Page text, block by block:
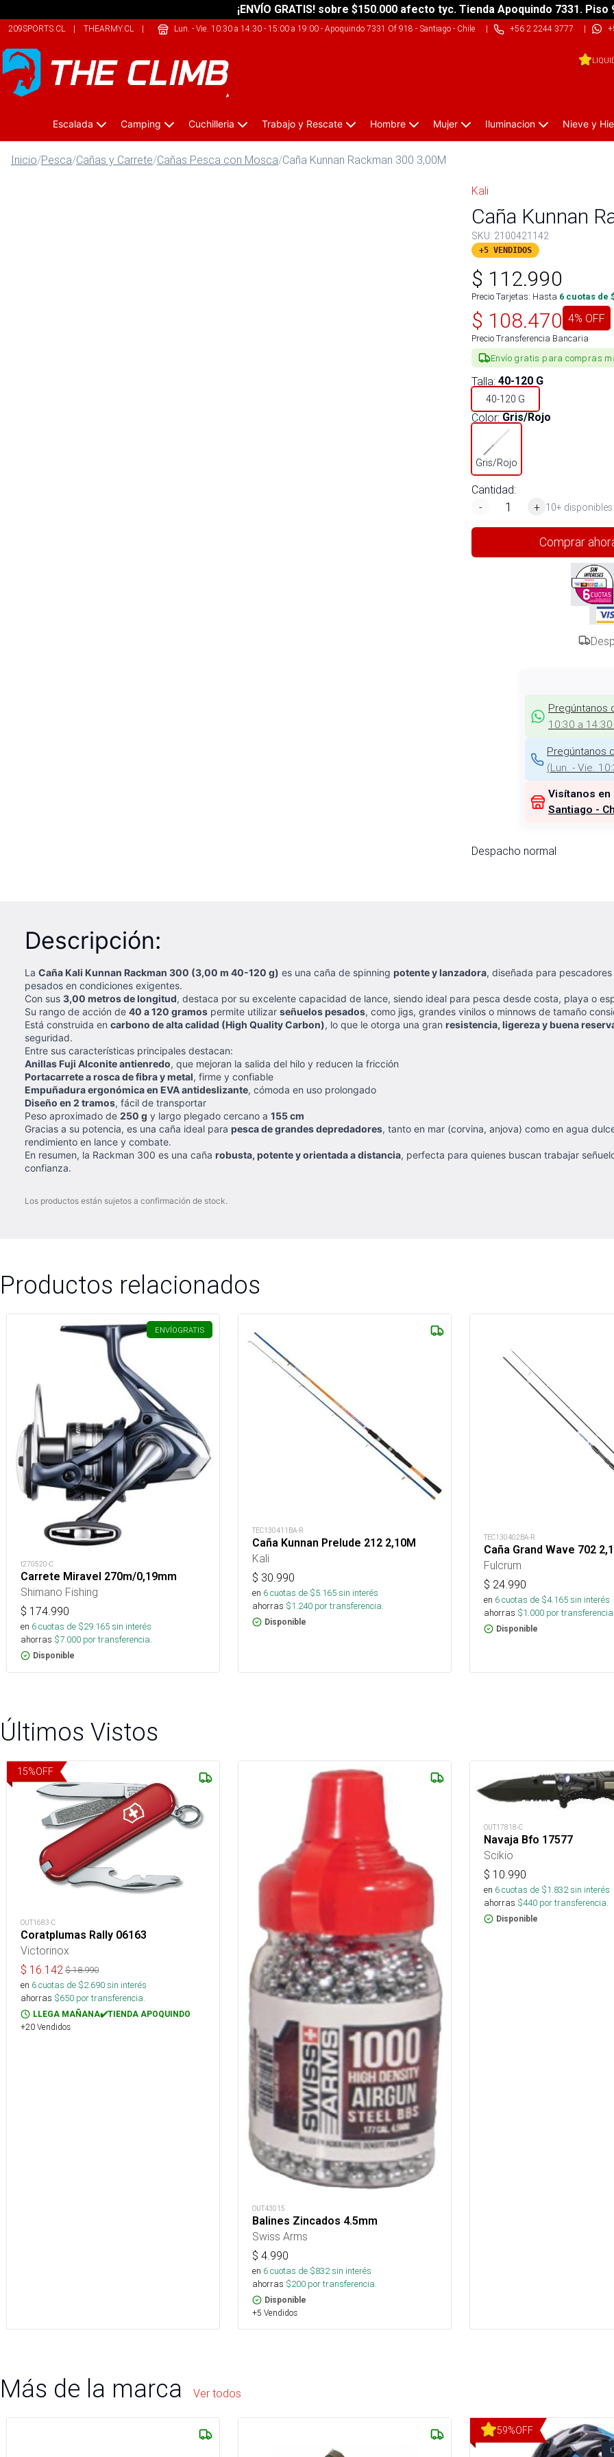
¡ENVÍO GRATIS! sobre $150.000 afecto tyc. Tienda Apoquindo 7331. Piso
209SPORTS.CL | THEARMY.CL | ONEKAYAK.CL
Lun. - Vie. 10:30 a 14:30 - 15:00 a 19:00- Apoquindo 7331 Of 918 - Santiago - Chile| +56 2 2244 3777 |
Escalada Camping Cuchilleria Trabajo y Rescate Hombre Mujer Iluminacion Nieve y
Inicio/Pesca/Cañas y Carrete/Cañas Pesca con Mosca/Caña Kunnan Rackman 300 3,00M
Kali
Caña Kunnan
SKU: 2100421142
+5 VENDIDOS
$ 112.990
Precio Tarjetas: Hasta 6 cuotas de
$ 108.470 4% OFF
Precio Transferencia Bancaria
Envío gratis para compras
Talla: 40-120 G
40-120 G
Color: Gris/Rojo
Gris/Rojo
Cantidad:
-
+ 10+ disponibles
Comprar
10:30 a
Pregúntanos
(Lun. - Vie.
Visítanos
Santiago -
Despacho normal
Descripción:
La Caña Kali Kunnan Rackman 300 (3,00 m 40-120 g) es una caña de spinning potente y lanzadora, diseñada para
pesados en condiciones exigentes.
Con sus 3,00 metros de longitud, destaca por su excelente capacidad de lance, siendo ideal para pesca desde costa, playa o
Su rango de acción de 40 a 120 gramos permite utilizar señuelos pesados, como jigs, grandes vinilos o minnows de tamaño
Está construida en carbono de alta calidad (High Quality Carbon), lo que le otorga una gran resistencia, ligereza y buena
seguridad.
Entre sus características principales destacan:
Anillas Fuji Alconite antienredo, que mejoran la salida del hilo y reducen la fricción
Portacarrete a rosca de fibra y metal, firme y confiable
Empuñadura ergonómica en EVA antideslizante, cómoda en uso prolongado
Diseño en 2 tramos, fácil de transportar
Peso aproximado de 250 g y largo plegado cercano a 155 cm
Gracias a su potencia, es una caña ideal para pesca de grandes depredadores, tanto en mar (corvina, anjova) como en agua
rendimiento en lance y combate.
En resumen, la Rackman 300 es una caña robusta, potente y orientada a distancia, perfecta para quienes buscan trabajar
confianza.
Los productos están sujetos a confirmación de stock.
Productos relacionados
ENVÍOGRATIS
t270520-C
Carrete Miravel 270m/0,19mm
Shimano Fishing
$ 174.990
en 6cuotas de $29.165sin interés
ahorras $7.000 por transferencia.
Disponible
TEC130411BA-R
Caña Kunnan Prelude 212 2,10M
Kali
$ 30.990
en 6cuotas de $5.165sin interés
ahorras $1.240 por transferencia.
Disponible
TEC130402BA-R
Caña Grand Wave 702
Fulcrum
$ 24.990
en 6cuotas de $4.165sin interés
ahorras $1.000 por
Disponible
Últimos Vistos
15%OFF
OUT1683-C
Coratplumas Rally 06163
Victorinox
$ 16.142 $18.990
en 6cuotas de $2.690sin interés
ahorras $650 por transferencia.
LLEGA MAÑANA✔️TIENDA APOQUINDO
+20 Vendidos
OUT43015
Balines Zincados 4.5mm
Swiss Arms
$ 4.990
en 6cuotas de $832sin interés
ahorras $200 por transferencia.
Disponible
+5 Vendidos
OUT17818-C
Navaja Bfo 17577
Scikio
$ 10.990
en 6cuotas de $1.832sin interés
ahorras $440 por transferencia.
Disponible
Más de la marca Ver todos
59%OFF